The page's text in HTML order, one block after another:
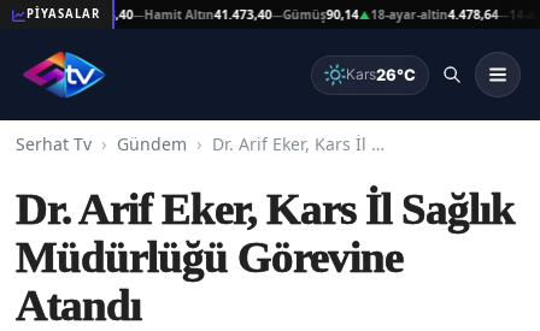
PİYASALAR
Altın41.473,40 —Hamit Altın41.473,40—Gümüş90,14▲18-ayar-altin4.478,64—14-ayar-
Kars26°C
Serhat Tv Gündem Dr. Arif Eker, Kars İl Sağlık Müdürlüğü Görevine Atandı
Dr. Arif Eker, Kars İl Sağlık
Müdürlüğü Görevine
Atandı